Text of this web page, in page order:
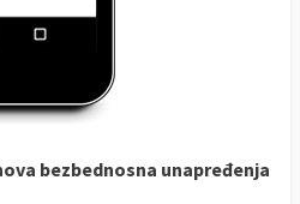
bezbednosna unapređenja